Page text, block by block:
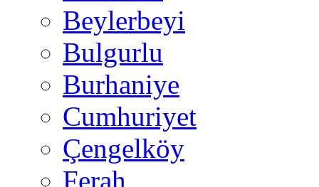
Beylerbeyi
Bulgurlu
Burhaniye
Cumhuriyet
Çengelköy
Ferah